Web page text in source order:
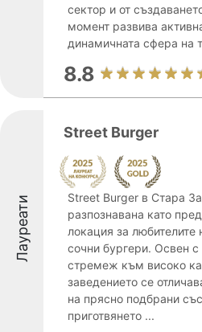
сектор и от
момент развива
динамичната сфера на
8.8
Лауреати
Street Burger
Street Burger в Стара
разпознавана като
локация за любителите
сочни бургери. Освен с
стремеж към високо
заведението се
на прясно подбрани
приготвянето ...